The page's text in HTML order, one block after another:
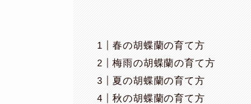
春の胡蝶蘭の育て方
梅雨の胡蝶蘭の育て方
夏の胡蝶蘭の育て方
秋の胡蝶蘭の育て方